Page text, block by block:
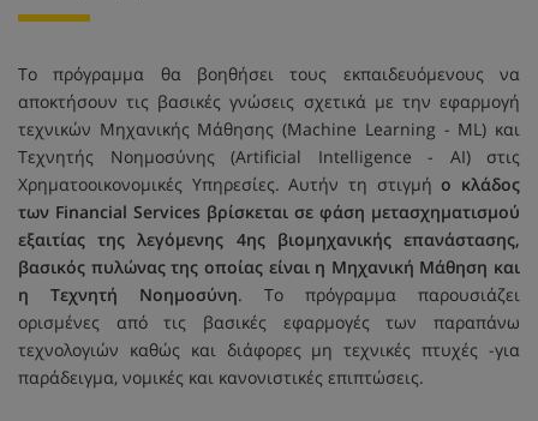
Το πρόγραμμα θα βοηθήσει τους εκπαιδευόμενους να
αποκτήσουν τις βασικές γνώσεις σχετικά με την εφαρμογή
τεχνικών Μηχανικής Μάθησης (Machine Learning - ML) και
Τεχνητής Νοημοσύνης (Artificial Intelligence - AI) στις
Χρηματοοικονομικές Υπηρεσίες. Αυτήν τη στιγμήο κλάδος
των Financial Services βρίσκεται σε φάση μετασχηματισμού
εξαιτίας της λεγόμενης 4ης βιομηχανικής επανάστασης,
βασικός πυλώνας της οποίας είναι η Μηχανική Μάθηση και
η Τεχνητή Νοημοσύνη. Το πρόγραμμα παρουσιάζει
ορισμένες από τις βασικές εφαρμογές των παραπάνω
τεχνολογιών καθώς και διάφορες μη τεχνικές πτυχές -για
παράδειγμα, νομικές και κανονιστικές επιπτώσεις.